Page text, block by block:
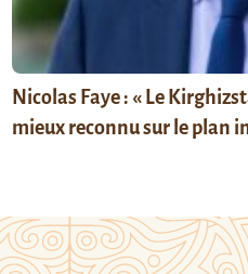
Nicolas Faye : « Le
mieux reconnu sur le plan